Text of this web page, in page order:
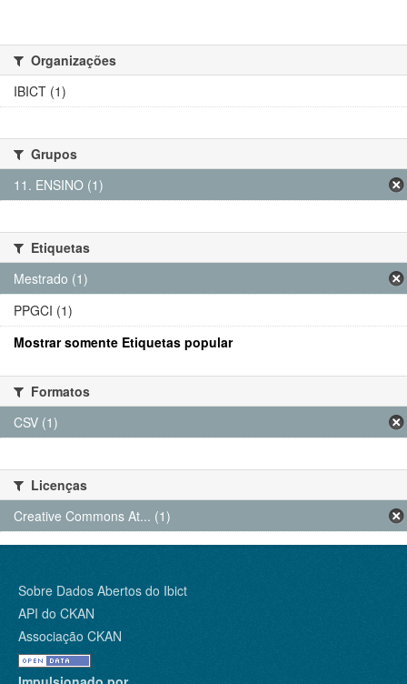
Organizações
IBICT (1)
Grupos
11. ENSINO (1)
Etiquetas
Mestrado (1)
PPGCI (1)
Mostrar somente Etiquetas popular
Formatos
CSV (1)
Licenças
Creative Commons At... (1)
Sobre Dados Abertos do Ibict
API do CKAN
Associação CKAN